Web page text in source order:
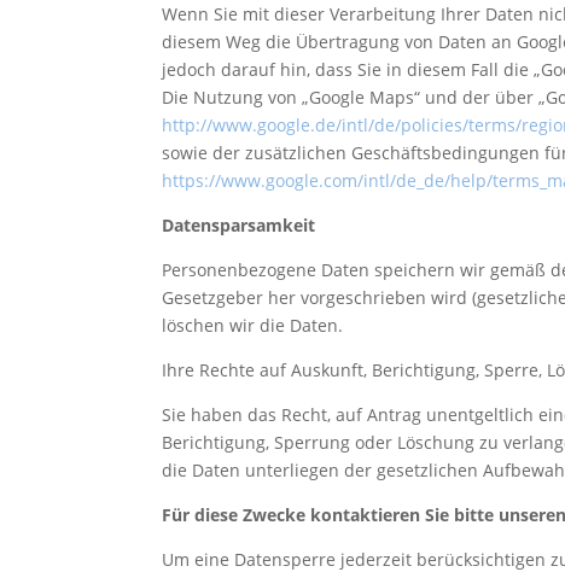
Wenn Sie mit dieser Verarbeitung Ihrer Daten
diesem Weg die Übertragung von Daten an
jedoch darauf hin, dass Sie in diesem Fall die
Die Nutzung von „Google Maps“ und der über
http://www.google.de/intl/de/policies/terms/
sowie der zusätzlichen Geschäftsbedingungen
https://www.google.com/intl/de_de/help/
Datensparsamkeit
Personenbezogene Daten speichern wir gemäß
Gesetzgeber her vorgeschrieben wird
löschen wir die Daten.
Ihre Rechte auf Auskunft, Berichtigung, Sperre,
Sie haben das Recht, auf Antrag unentgeltlich
Berichtigung, Sperrung oder Löschung zu
die Daten unterliegen der gesetzlichen
Für diese Zwecke kontaktieren Sie bitte
Um eine Datensperre jederzeit berücksichtigen